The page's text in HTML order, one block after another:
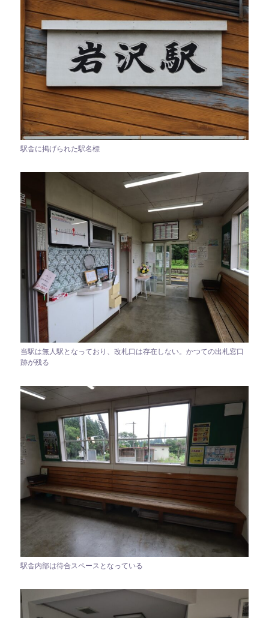
駅舎に掲げられた駅名標
当駅は無人駅となっており、改札口は存在しない。かつての出札窓口
跡が残る
駅舎内部は待合スペースとなっている